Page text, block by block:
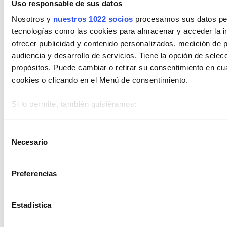
Uso responsable de sus datos
Nosotros y nuestros 1022 socios procesamos sus datos
tecnologías como las cookies para almacenar y acceder la
ofrecer publicidad y contenido personalizados, medición de
audiencia y desarrollo de servicios. Tiene la opción de
propósitos. Puede cambiar o retirar su consentimiento en
cookies o clicando en el Menú de consentimiento.
Si lo permite, también quisiéramos:
Identificar su dispositivo analizándolo activamente
Obtenga más información sobre cómo se procesan sus
Necesario
Preferencias
Estadística
BMW Land-Rover MINI
Modelos
Encuentra tu vehículo entre nuestro
modelos
BMW Serie 1 BMW Serie 2
Encuentra tu vehículo entre nuestras
Berlina Cabriolet